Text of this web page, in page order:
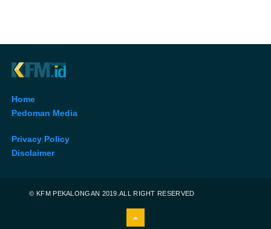
Home
Pedoman Media
Privacy Policy
Disclaimer
© KFM PEKALONGAN 2019.ALL RIGHT RESERVED